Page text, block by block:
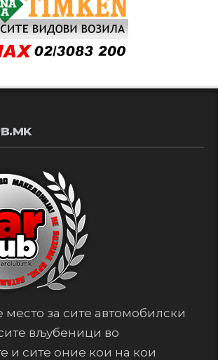
место за сите автомобилски
вљубеници во
и сите оние кои на кои